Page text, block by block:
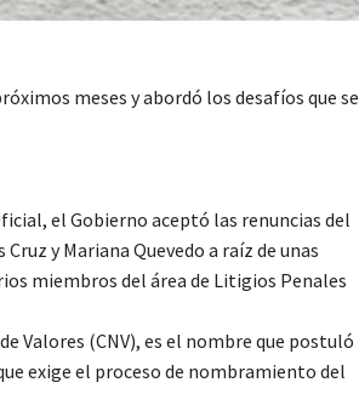
meses y abordó los desafíos que se
el Gobierno aceptó las renuncias del
y Mariana Quevedo a raíz de unas
miembros del área de Litigios Penales
Valores (CNV), es el nombre que postuló
exige el proceso de nombramiento del